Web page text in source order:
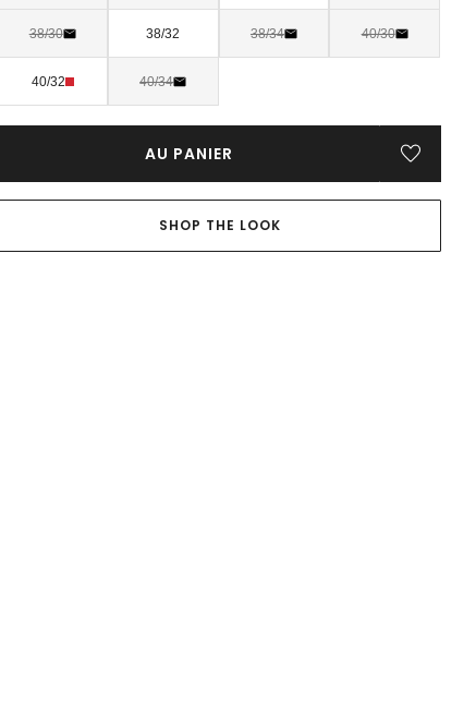
38/30 38/32 38/34 40/30
40/32 40/34
AU PANIER
SHOP THE LOOK